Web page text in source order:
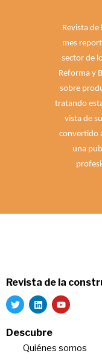
Revista
mes
sector de
Reforma y
sobre
tratando
vista de
convertido
una
Revista de la
Descubre
Quiénes somos